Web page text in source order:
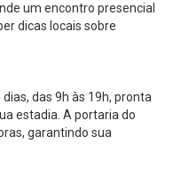
um encontro presencial
dicas locais sobre
das 9h às 19h, pronta
estadia. A portaria do
garantindo sua